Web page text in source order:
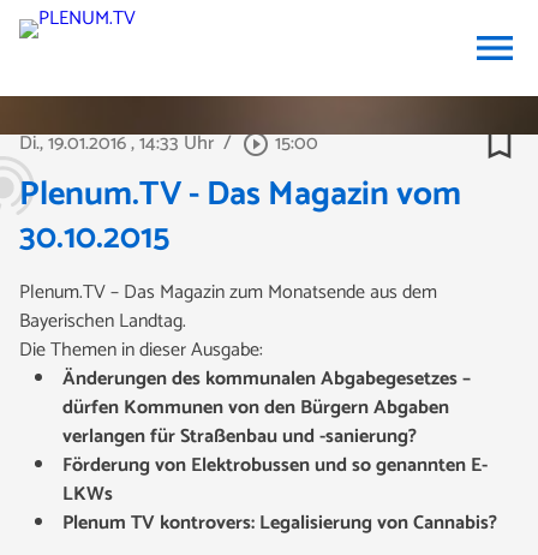
menu
Di., 19.01.2016, 14:33 Uhr / play_circle_outline15:00 bookmark_border
Plenum.TV - Das Magazin vom
30.10.2015
Plenum.TV – Das Magazin zum Monatsende aus dem
Bayerischen Landtag.
Die Themen in dieser Ausgabe:
Änderungen des kommunalen Abgabegesetzes –
dürfen Kommunen von den Bürgern Abgaben
verlangen für Straßenbau und -sanierung?
Förderung von Elektrobussen und so genannten E-
LKWs
Plenum TV kontrovers: Legalisierung von Cannabis?